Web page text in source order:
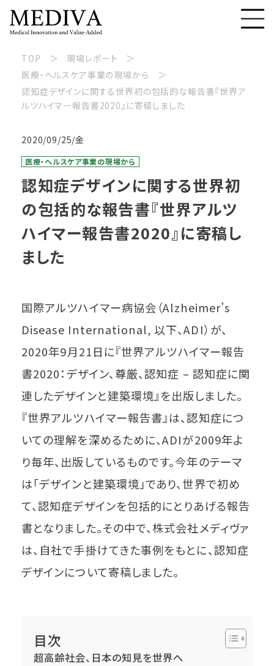
TOP
現場レポート
医療・ヘルスケア事業の現場から
認知症デザインに関する世界初の包括的な報告書『世界ア
ルツハイマー報告書2020』に寄稿しました
2020/09/25/金
医療・ヘルスケア事業の現場から
認知症デザインに関する世界初
の包括的な報告書『世界アルツ
ハイマー報告書2020』に寄稿し
ました
国際アルツハイマー病協会（Alzheimer’s
Disease International, 以下、ADI）が、
2020年9月21日に『世界アルツハイマー報告
書2020：デザイン、尊厳、認知症 – 認知症に関
連したデザインと建築環境』を出版しました。
『世界アルツハイマー報告書』は、認知症につ
いての理解を深めるために、ADIが2009年よ
り毎年、出版しているものです。今年のテーマ
は「デザインと建築環境」であり、世界で初め
て、認知症デザインを包括的にとりあげる報告
書となりました。その中で、株式会社メディヴァ
は、自社で手掛けてきた事例をもとに、認知症
デザインについて寄稿しました。
目次
超高齢社会、日本の知見を世界へ